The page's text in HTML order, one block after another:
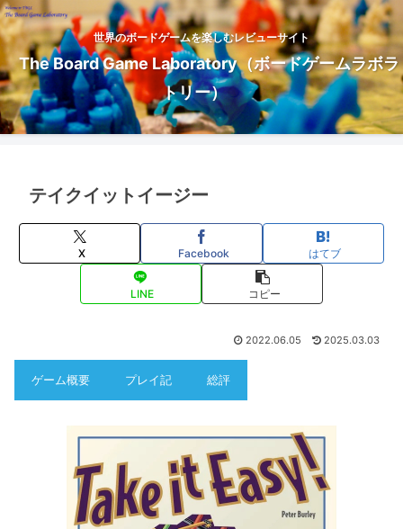
世界のボードゲームを楽しむレビューサイト
The Board Game Laboratory（ボードゲームラボラ
トリー）
テイクイットイージー
X Facebook はてブ
LINE コピー
2022.06.05 2025.03.03
ゲーム概要 プレイ記 総評